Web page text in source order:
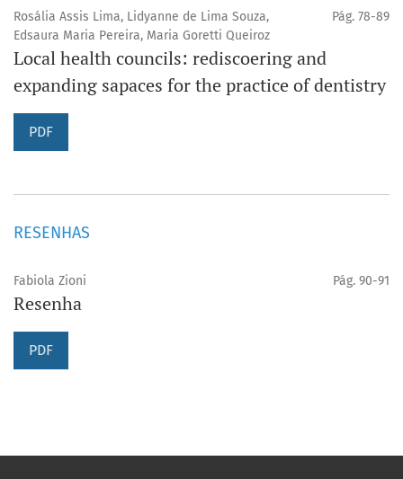
Rosália Assis Lima, Lidyanne de Lima Souza,
Edsaura Maria Pereira, Maria Goretti Queiroz
Pág. 78-89
Local health councils: rediscoering and
expanding sapaces for the practice of dentistry
PDF
RESENHAS
Fabiola Zioni Pág. 90-91
Resenha
PDF